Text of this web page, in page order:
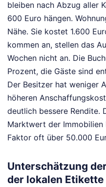
bleiben nach Abzug aller
600 Euro hängen.
Nähe. Sie kostet 1.600
kommen an, stellen das
Wochen nicht an. Die
Prozent, die Gäste sind
Der Besitzer hat weniger
höheren
deutlich bessere Rendite.
Marktwert der
Faktor oft über 50.000
Unterschätzung
der lokalen Etikette